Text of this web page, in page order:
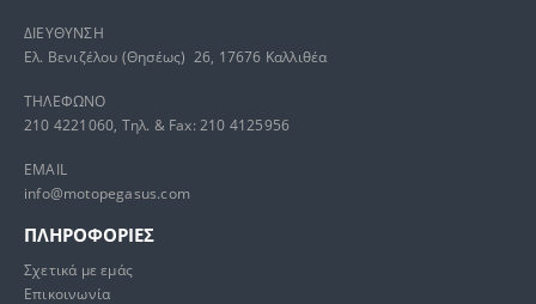
ΔΙΕΥΘΥΝΣΗ
Ελ. Βενιζέλου (Θησέως) 26, 17676 Καλλιθέα
ΤΗΛΕΦΩΝΟ
210 4221060, Τηλ. & Fax: 210 4125956
EMAIL
info@motopegasus.com
ΠΛΗΡΟΦΟΡΙΕΣ
Σχετικά με εμάς
Επικοινωνία